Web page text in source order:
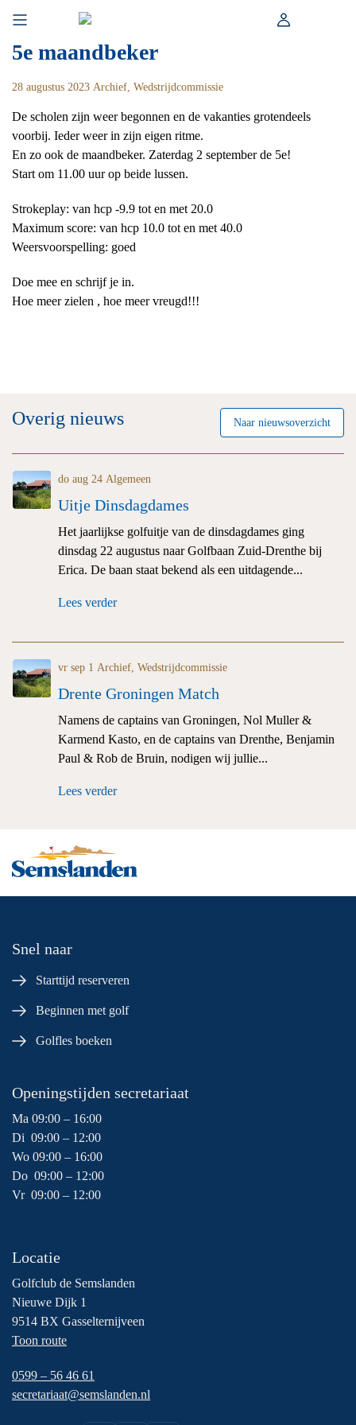
5e maandbeker
28 augustus 2023 Archief, Wedstrijdcommissie
De scholen zijn weer begonnen en de vakanties grotendeels
voorbij. Ieder weer in zijn eigen ritme.
En zo ook de maandbeker. Zaterdag 2 september de 5e!
Start om 11.00 uur op beide lussen.
Strokeplay: van hcp -9.9 tot en met 20.0
Maximum score: van hcp 10.0 tot en met 40.0
Weersvoorspelling: goed
Doe mee en schrijf je in.
Hoe meer zielen , hoe meer vreugd!!!
Overig nieuws Naar nieuwsoverzicht
do aug 24 Algemeen
Uitje Dinsdagdames
Het jaarlijkse golfuitje van de dinsdagdames ging
dinsdag 22 augustus naar Golfbaan Zuid-Drenthe bij
Erica. De baan staat bekend als een uitdagende...
Lees verder
vr sep 1 Archief ,Wedstrijdcommissie
Drente Groningen Match
Namens de captains van Groningen, Nol Muller &
Karmend Kasto, en de captains van Drenthe, Benjamin
Paul & Rob de Bruin, nodigen wij jullie...
Lees verder
Snel naar
Starttijd reserveren
Beginnen met golf
Golfles boeken
Openingstijden secretariaat
Ma 09:00 – 16:00
Di 09:00 – 12:00
Wo 09:00 – 16:00
Do 09:00 – 12:00
Vr 09:00 – 12:00
Locatie
Golfclub de Semslanden
Nieuwe Dijk 1
9514 BX Gasselternijveen
Toon route
0599 – 56 46 61
secretariaat@semslanden.nl